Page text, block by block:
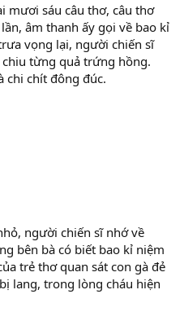
mươi sáu câu thơ, câu thơ
âm thanh ấy gọi về bao kỉ
vọng lại, người chiến sĩ
từng quả trứng hồng.
chi chít đông đúc.
người chiến sĩ nhớ về
bên bà có biết bao kỉ niệm
trẻ thơ quan sát con gà đẻ
lang, trong lòng cháu hiện